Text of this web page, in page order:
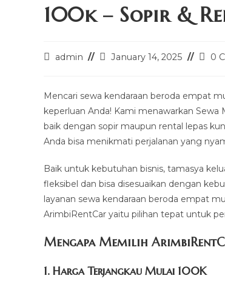
100k – Sopir &
Postadmin
PostJanuary 14, 2025
Post
0
Mencari sewa kendaraan beroda empat
keperluan Anda! Kami menawarkan
baik dengan sopir maupun rental lepas
Anda bisa menikmati perjalanan yang
Baik untuk kebutuhan bisnis, tamasya
fleksibel dan bisa disesuaikan dengan
layanan sewa kendaraan beroda empat
ArimbiRentCar yaitu pilihan tepat untuk
Mengapa Memilih
1. Harga Terjangkau Mulai 100K